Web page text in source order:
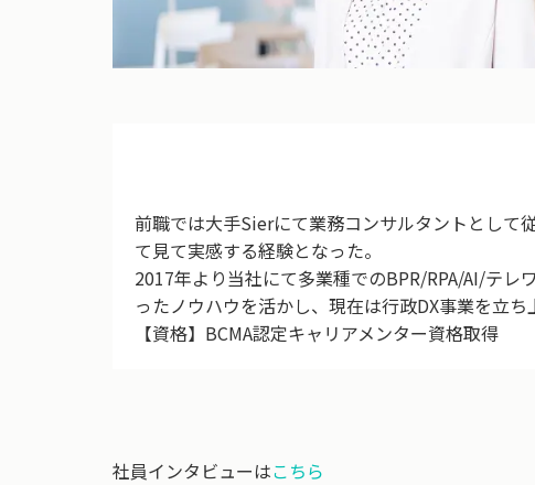
前職では大手Sierにて業務コンサルタントとして
て見て実感する経験となった。
2017年より当社にて多業種でのBPR/RPA/AI/テ
ったノウハウを活かし、現在は行政DX事業を立ち
【資格】BCMA認定キャリアメンター資格取得
社員インタビューはこちら